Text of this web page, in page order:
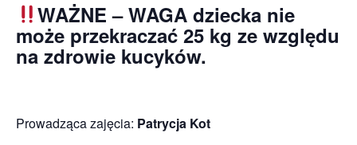
WAŻNE – WAGA dziecka nie
może przekraczać 25 kg ze względu
na zdrowie kucyków.
Prowadząca zajęcia: Patrycja Kot